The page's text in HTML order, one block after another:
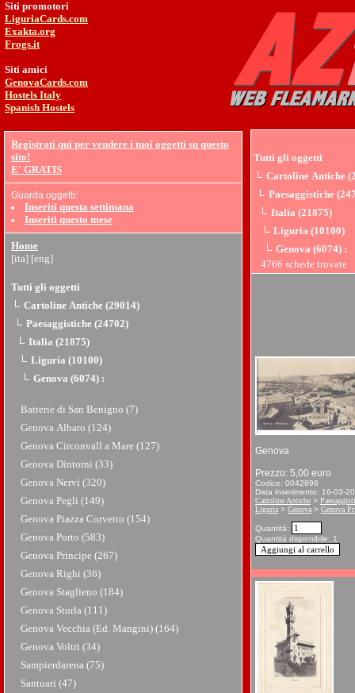
Siti promotori
LiguriaCards.com
Exakta.org
Frogs.it
Siti amici
GenovaCards.com
Hostels Italy
Spanish Hostels
Registrati qui per vendere i tuoi oggetti su questo
sito!
E' GRATIS
Guarda oggetti:
Inseriti questa settimana
Inseriti questo mese
Home
[ita] [eng]
Tutti gli oggetti
Cartoline Antiche (29014)
Paesaggistiche (24702)
Italia (21875)
Liguria (10100)
Genova (6074) :
Batterie di San Benigno (7)
Genova Albaro (124)
Genova Circonvall a Mare (127)
Genova Dintorni (33)
Genova Nervi (320)
Genova Pegli (149)
Genova Piazza Corvetto (154)
Genova Porto (583)
Genova Principe (267)
Genova Righi (36)
Genova Staglieno (184)
Genova Sturla (111)
Genova Vecchia (Ed. Mangini) (164)
Genova Voltri (34)
Sampierdarena (75)
Santuari (47)
Tutti gli oggetti
Cartoline Antiche
Paesaggistiche
Italia (21875)
Liguria (10100)
Genova (6074) :
4766 schede trovate
Genova
Prezzo: 5,00 euro
Codice: 0042896
Data inserimento: 16-03-
Cartoline Antiche >
Liguria > Genova > Genova
Quantità:
Quantità disponibile: 1